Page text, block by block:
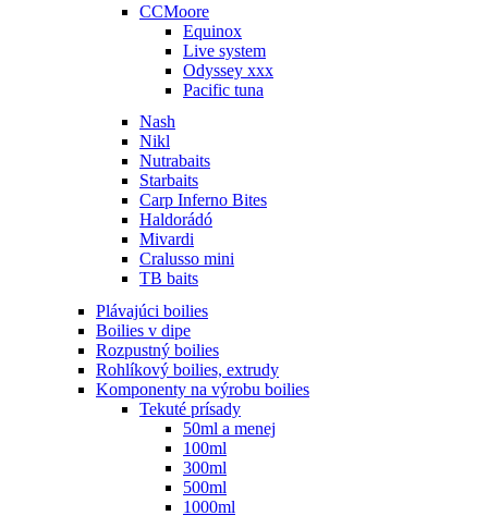
CCMoore
Equinox
Live system
Odyssey xxx
Pacific tuna
Nash
Nikl
Nutrabaits
Starbaits
Carp Inferno Bites
Haldorádó
Mivardi
Cralusso mini
TB baits
Plávajúci boilies
Boilies v dipe
Rozpustný boilies
Rohlíkový boilies, extrudy
Komponenty na výrobu boilies
Tekuté prísady
50ml a menej
100ml
300ml
500ml
1000ml